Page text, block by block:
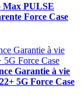
Max PULSE
Force Case
Garantie à vie
5G Force Case